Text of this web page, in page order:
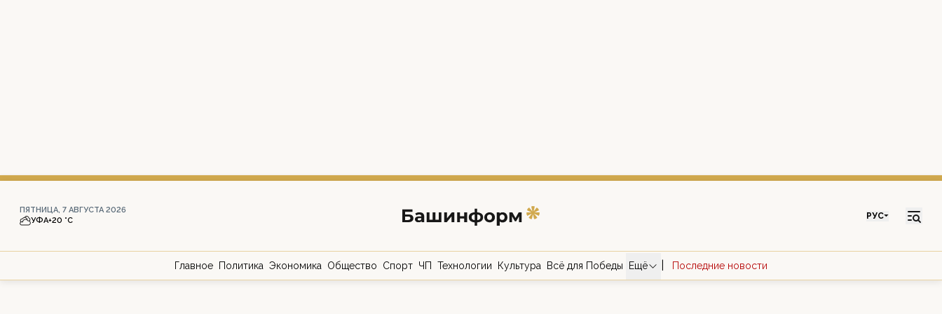
ПЯТНИЦА, 7 АВГУСТА 2026
УФА+20 °С РУС
Главное Политика Экономика Общество Спорт ЧП Технологии Культура Всё для Победы Ещё Последние новости